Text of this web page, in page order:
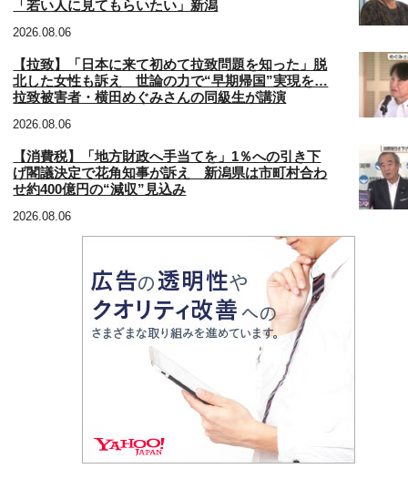
「若い人に見てもらいたい」新潟
2026.08.06
【拉致】「日本に来て初めて拉致問題を知った」脱
北した女性も訴え 世論の力で“早期帰国”実現を…
拉致被害者・横田めぐみさんの同級生が講演
2026.08.06
【消費税】「地方財政へ手当てを」1％への引き下
げ閣議決定で花角知事が訴え 新潟県は市町村合わ
せ約400億円の“減収”見込み
2026.08.06